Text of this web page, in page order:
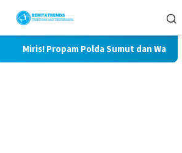
Miris! Propam Polda Sumut dan Wasidik